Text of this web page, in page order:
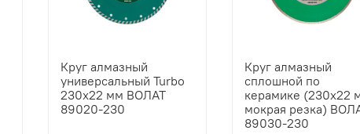
Круг алмазный
универсальный Turbo
230х22 мм ВОЛАТ
89020-230
Круг алмазный
сплошной по
керамике (230х22
мокрая резка)
89030-230